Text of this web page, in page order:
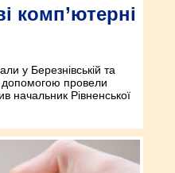
комп’ютерні
у Березнівській та
допомогою провели
начальник Рівненської